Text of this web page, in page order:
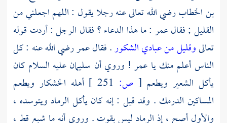
بن الخطابرضي الله تعالى عنه رجلا يقول : اللهم اجعلني من
القليل ; فقالعمر : ما هذا الدعاء ؟ فقال الرجل : أردت قوله
تعالىوقليل من عبادي الشكور. فقالعمررضي الله عنه : كل
الناس أعلم منك يا عمر ! وروي أن سليمانعليه السلام كان
يأكل الشعير ويطعم [ ص:
أهله الخشكار ويطعم
المساكين الدرمك . وقد قيل : إنه كان يأكل الرماد ويتوسده ،
والأول أصح ، إذ الرماد ليس بقوت . وروي أنه ما شبع قط ،